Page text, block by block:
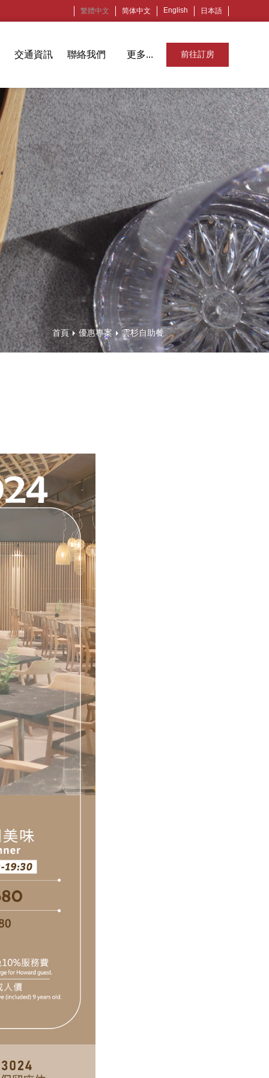
繁體中文 简体中文 English 日本語
交通資訊 聯絡我們 更多... 前往訂房
首頁 優惠專案 雲杉自助餐